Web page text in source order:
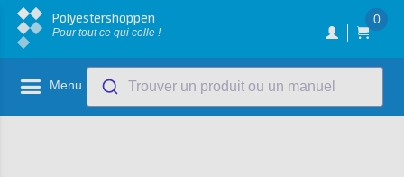
Polyestershoppen
Pour tout ce qui colle !
0
Menu Trouver un produit ou un manuel